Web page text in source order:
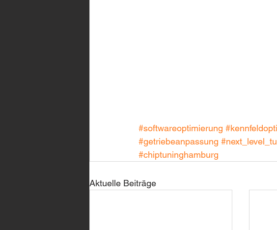
#softwareoptimierung
#getriebeanpassung
#chiptuninghamburg
Aktuelle Beiträge